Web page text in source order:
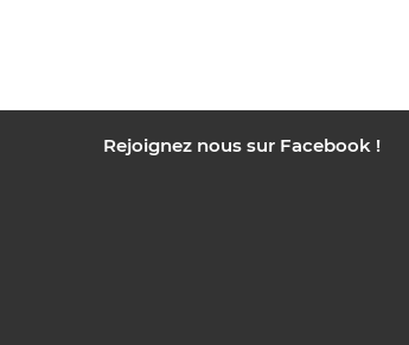
Rejoignez nous sur Facebook !